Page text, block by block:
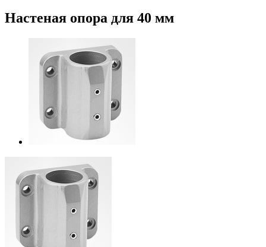
Настеная опора для 40 мм